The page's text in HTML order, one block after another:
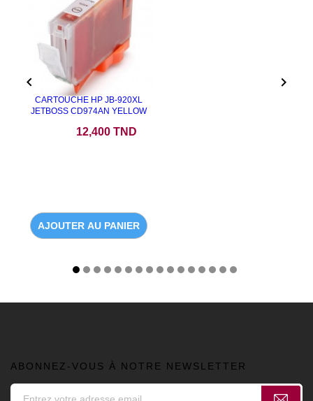
CARTOUCHE HP JB-920XL
JETBOSS CD974AN YELLOW
12,400 TND
AJOUTER AU PANIER
 
ABONNEZ-VOUS À NOTRE NEWSLETTER